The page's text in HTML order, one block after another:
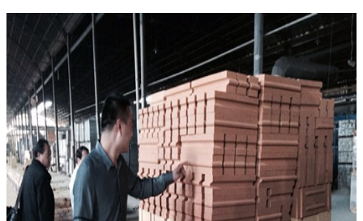
एक संदेश छोड़ें